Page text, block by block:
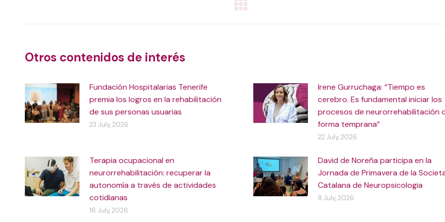
Otros contenidos de interés
Fundación Hospitalarias Tenerife
premia los logros en la rehabilitación
de sus personas usuarias
23 July, 2026
Irene Gurruchaga: “Tiempo es
cerebro. Es fundamental iniciar los
procesos de neurorrehabilitación
forma temprana”
22 July, 2026
Terapia ocupacional en
neurorrehabilitación: recuperar la
autonomía a través de actividades
cotidianas
16 July, 2026
David de Noreña participa en la
Jornada de Primavera de la
Catalana de Neuropsicologia
8 July, 2026